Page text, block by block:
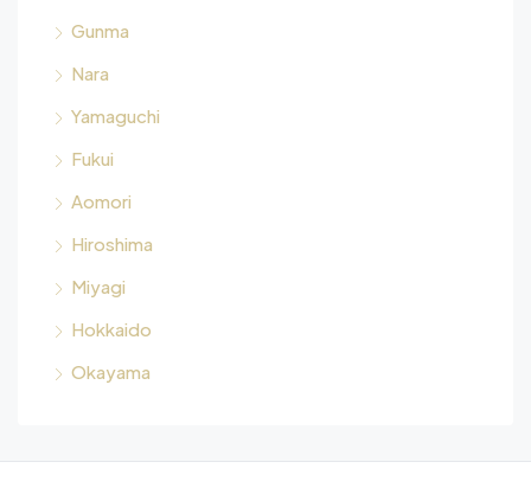
Gunma
Nara
Yamaguchi
Fukui
Aomori
Hiroshima
Miyagi
Hokkaido
Okayama